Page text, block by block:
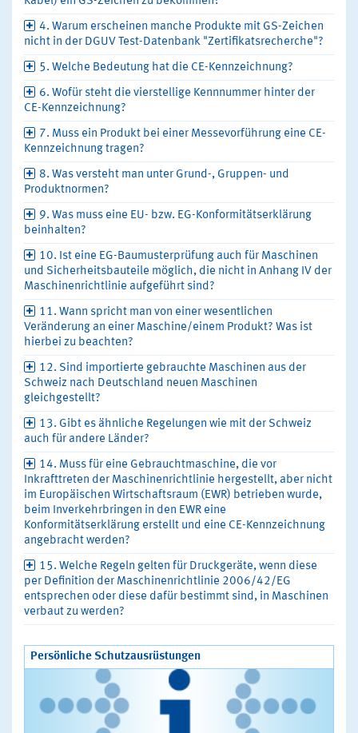
4. Warum erscheinen manche Produkte mit GS-Zeichen
nicht in der DGUV Test-Datenbank "Zertifikatsrecherche"?
5. Welche Bedeutung hat die CE-Kennzeichnung?
6. Wofür steht die vierstellige Kennnummer hinter der
CE-Kennzeichnung?
7. Muss ein Produkt bei einer Messevorführung eine CE-
Kennzeichnung tragen?
8. Was versteht man unter Grund-, Gruppen- und
Produktnormen?
9. Was muss eine EU- bzw. EG-Konformitätserklärung
beinhalten?
10. Ist eine EG-Baumusterprüfung auch für Maschinen
und Sicherheitsbauteile möglich, die nicht in Anhang IV der
Maschinenrichtlinie aufgeführt sind?
11. Wann spricht man von einer wesentlichen
Veränderung an einer Maschine/einem Produkt? Was ist
hierbei zu beachten?
12. Sind importierte gebrauchte Maschinen aus der
Schweiz nach Deutschland neuen Maschinen
gleichgestellt?
13. Gibt es ähnliche Regelungen wie mit der Schweiz
auch für andere Länder?
14. Muss für eine Gebrauchtmaschine, die vor
Inkrafttreten der Maschinenrichtlinie hergestellt, aber nicht
im Europäischen Wirtschaftsraum (EWR) betrieben wurde,
beim Inverkehrbringen in den EWR eine
Konformitätserklärung erstellt und eine CE-Kennzeichnung
angebracht werden?
15. Welche Regeln gelten für Druckgeräte, wenn diese
per Definition der Maschinenrichtlinie 2006/42/EG
entsprechen oder diese dafür bestimmt sind, in Maschinen
verbaut zu werden?
Persönliche Schutzausrüstungen